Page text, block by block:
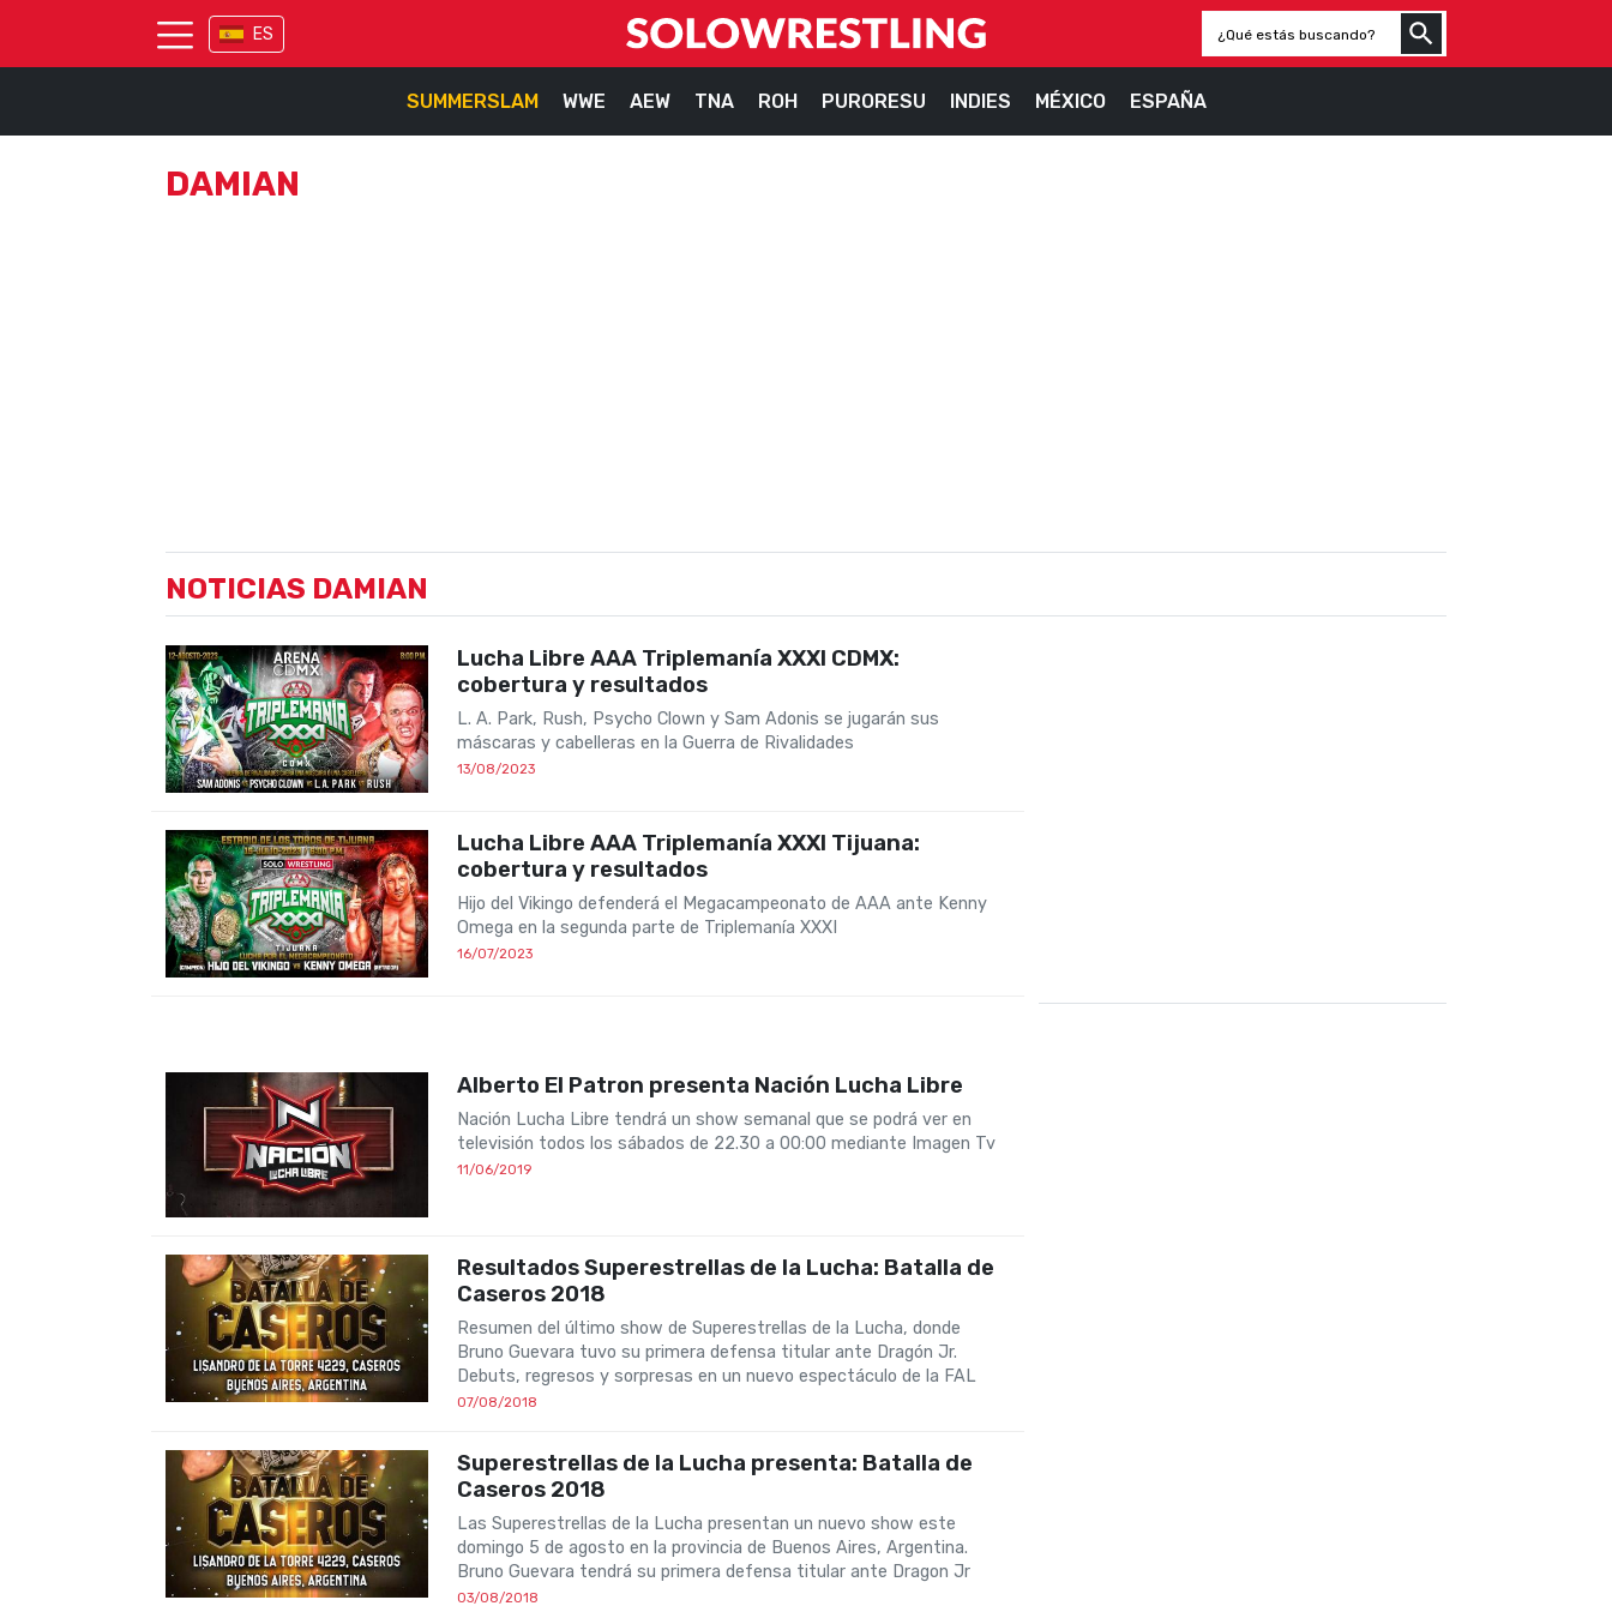
ES
SUMMERSLAM WWE AEW TNA ROH PURORESU INDIES MÉXICO ESPAÑA
DAMIAN
NOTICIAS DAMIAN
Lucha Libre AAA Triplemanía XXXI CDMX:
cobertura y resultados
L. A. Park, Rush, Psycho Clown y Sam Adonis se jugarán sus
máscaras y cabelleras en la Guerra de Rivalidades
13/08/2023
Lucha Libre AAA Triplemanía XXXI Tijuana:
cobertura y resultados
Hijo del Vikingo defenderá el Megacampeonato de AAA ante Kenny
Omega en la segunda parte de Triplemanía XXXI
16/07/2023
Alberto El Patron presenta Nación Lucha Libre
Nación Lucha Libre tendrá un show semanal que se podrá ver en
televisión todos los sábados de 22.30 a 00:00 mediante Imagen Tv
11/06/2019
Resultados Superestrellas de la Lucha: Batalla de
Caseros 2018
Resumen del último show de Superestrellas de la Lucha, donde
Bruno Guevara tuvo su primera defensa titular ante Dragón Jr.
Debuts, regresos y sorpresas en un nuevo espectáculo de la FAL
07/08/2018
Superestrellas de la Lucha presenta: Batalla de
Caseros 2018
Las Superestrellas de la Lucha presentan un nuevo show este
domingo 5 de agosto en la provincia de Buenos Aires, Argentina.
Bruno Guevara tendrá su primera defensa titular ante Dragon Jr
03/08/2018